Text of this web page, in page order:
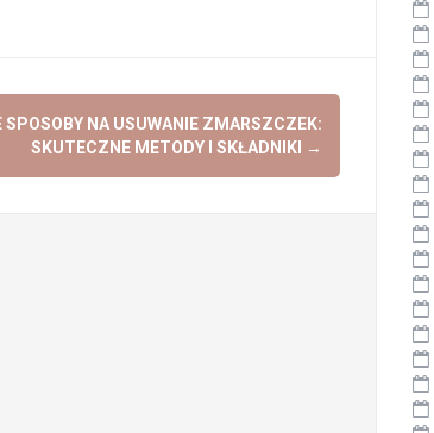
SPOSOBY NA USUWANIE ZMARSZCZEK:
SKUTECZNE METODY I SKŁADNIKI
→